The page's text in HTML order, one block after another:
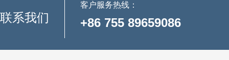
联系我们
客户服务热线：
+86 755 89659086